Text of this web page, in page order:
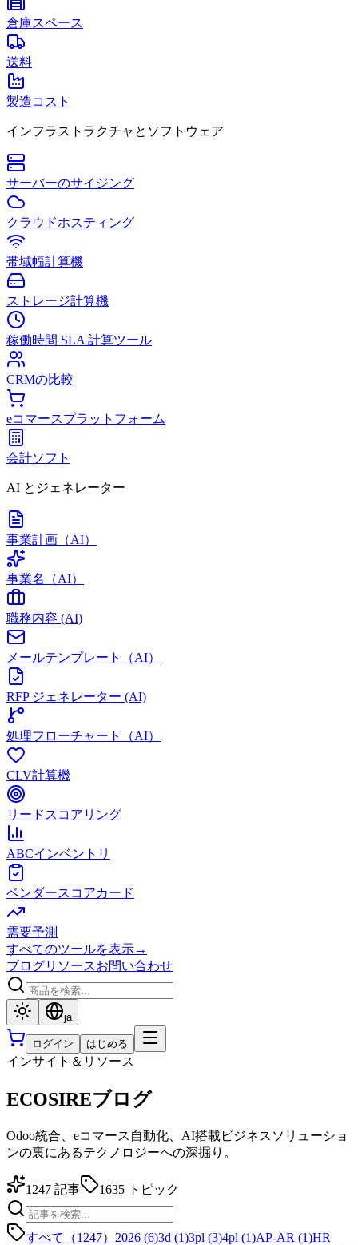
倉庫スペース
送料
製造コスト
インフラストラクチャとソフトウェア
サーバーのサイジング
クラウドホスティング
帯域幅計算機
ストレージ計算機
稼働時間 SLA 計算ツール
CRMの比較
eコマースプラットフォーム
会計ソフト
AI とジェネレーター
事業計画（AI）
事業名（AI）
職務内容 (AI)
メールテンプレート（AI）
RFP ジェネレーター (AI)
処理フローチャート（AI）
CLV計算機
リードスコアリング
ABCインベントリ
ベンダースコアカード
需要予測
すべてのツールを表示→
ブログリソースお問い合わせ
ja
ログイン はじめる
インサイト＆リソース
ECOSIREブログ
Odoo統合、eコマース自動化、AI搭載ビジネスソリューショ
ンの裏にあるテクノロジーへの深掘り。
1247 記事 1635 トピック
すべて（1247） 2026 (6)3d (1)3pl (3)4pl (1)AP-AR (1)HR